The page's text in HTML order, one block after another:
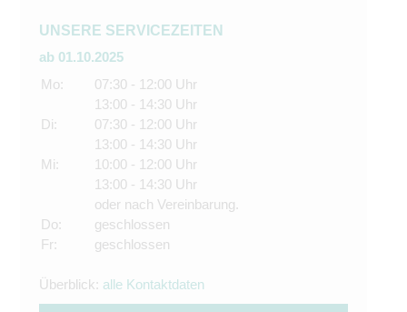
UNSERE SERVICEZEITEN
ab 01.10.2025
Mo:
Di:
Mi:
Do:
Fr:
07:30 - 12:00 Uhr
13:00 - 14:30 Uhr
07:30 - 12:00 Uhr
13:00 - 14:30 Uhr
10:00 - 12:00 Uhr
13:00 - 14:30 Uhr
oder nach Vereinbarung.
geschlossen
geschlossen
Überblick: alle Kontaktdaten